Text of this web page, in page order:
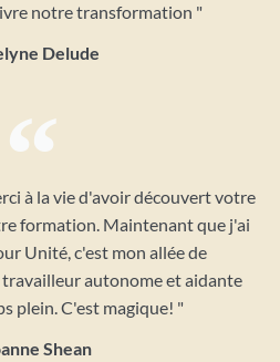
notre transformation "
Delude
à la vie d'avoir découvert votre
formation. Maintenant que j'ai
Unité, c'est mon allée de
travailleur autonome et aidante
plein. C'est magique! "
Shean